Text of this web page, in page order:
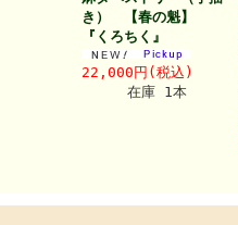
き） 【春の魁】
『くろちく』
22,000円(税込)
在庫 1本